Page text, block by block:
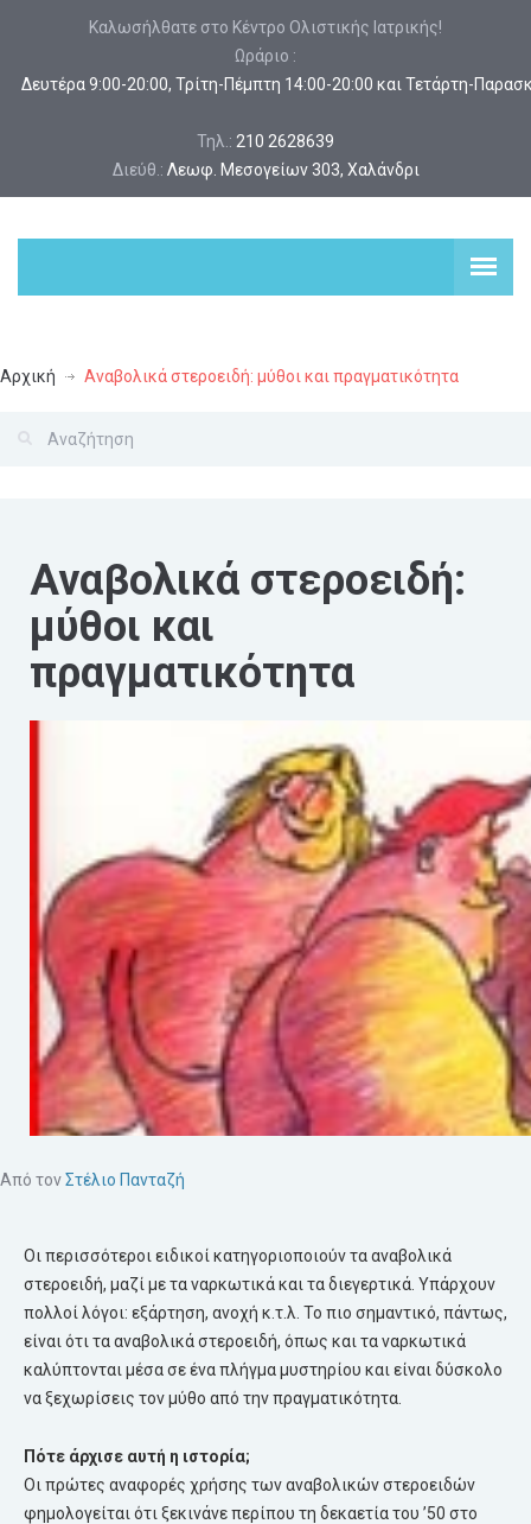
Καλωσήλθατε στο Κέντρο Ολιστικής Ιατρικής!
Ωράριο :
Δευτέρα 9:00-20:00, Τρίτη-Πέμπτη 14:00-20:00 και Τετάρτη-
Τηλ.: 210 2628639
Διεύθ.: Λεωφ. Μεσογείων 303, Χαλάνδρι
Αρχική Αναβολικά στεροειδή: μύθοι και πραγματικότητα
Αναβολικά στεροειδή:
μύθοι και
πραγματικότητα
Από τονΣτέλιο Πανταζή
Οι περισσότεροι ειδικοί κατηγοριοποιούν τα αναβολικά
στεροειδή, μαζί με τα ναρκωτικά και τα διεγερτικά. Υπάρχουν
πολλοί λόγοι: εξάρτηση, ανοχή κ.τ.λ. Το πιο σημαντικό, πάντως,
είναι ότι τα αναβολικά στεροειδή, όπως και τα ναρκωτικά
καλύπτονται μέσα σε ένα πλήγμα μυστηρίου και είναι δύσκολο
να ξεχωρίσεις τον μύθο από την πραγματικότητα.
Πότε άρχισε αυτή η ιστορία;
Οι πρώτες αναφορές χρήσης των αναβολικών στεροειδών
φημολογείται ότι ξεκινάνε περίπου τη δεκαετία του ’50 στο